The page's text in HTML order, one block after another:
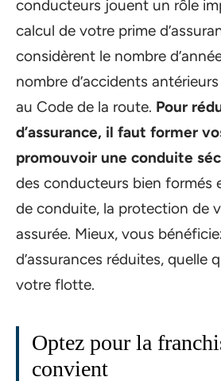
conducteurs jouent un rôle
calcul de votre prime
considèrent le nombre
nombre d’accidents
au Code de la route. Pour
d’assurance, il faut former
promouvoir une conduite
des conducteurs bien formés
de conduite, la protection de
assurée. Mieux, vous
d’assurances réduites, quelle
votre flotte.
Optez pour la
convient